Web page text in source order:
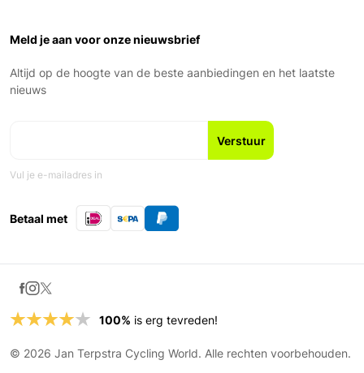
Zondag: Gesloten
Ons Team
Nieuws en blogs
Fiets leasen
Meld je aan voor onze nieuwsbrief
Altijd op de hoogte van de beste aanbiedingen en het laatste
nieuws
Vul je e-mailadres in
Betaal met
100% is erg tevreden!
© 2026 Jan Terpstra Cycling World. Alle rechten voorbehouden.